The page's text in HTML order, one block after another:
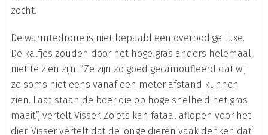
zocht.
De warmtedrone is niet bepaald een overbodige luxe.
De kalfjes zouden door het hoge gras anders helemaal
niet te zien zijn. “Ze zijn zo goed gecamoufleerd dat wij
ze soms niet eens vanaf een meter afstand kunnen
zien. Laat staan de boer die op hoge snelheid het gras
maait”, vertelt Visser. Zoiets kan fataal aflopen voor het
dier. Visser vertelt dat de jonge dieren vaak denken dat